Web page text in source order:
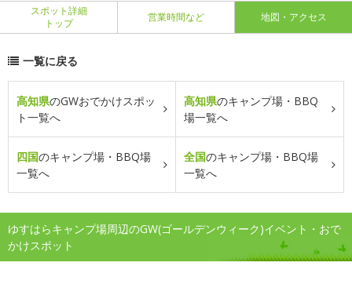
スポット詳細
トップ
営業時間など 地図・アクセス
一覧に戻る
高知県のGWおでかけスポッ
ト一覧へ
高知県のキャンプ場・BBQ
場一覧へ
四国のキャンプ場・BBQ場
一覧へ
全国のキャンプ場・BBQ場
一覧へ
ゆすはらキャンプ場周辺のGW(ゴールデンウィーク)イベント・おで
かけスポット